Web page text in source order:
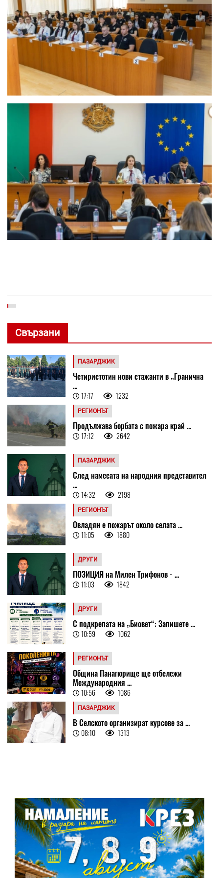
Свързани
ПАЗАРДЖИК
Четиристотин нови стажанти в „Гранична
...
17:17 1232
РЕГИОНЪТ
Продължава борбата с пожара край ...
17:12 2642
ПАЗАРДЖИК
След намесата на народния представител
...
14:32 2198
РЕГИОНЪТ
Овладян е пожарът около селата ...
11:05 1880
ДРУГИ
ПОЗИЦИЯ на Милен Трифонов - ...
11:03 1842
ДРУГИ
С подкрепата на „Биовет“: Запишете ...
10:59 1062
РЕГИОНЪТ
Община Панагюрище ще отбележи
Международния ...
10:56 1086
ПАЗАРДЖИК
В Селското организират курсове за ...
08:10 1313